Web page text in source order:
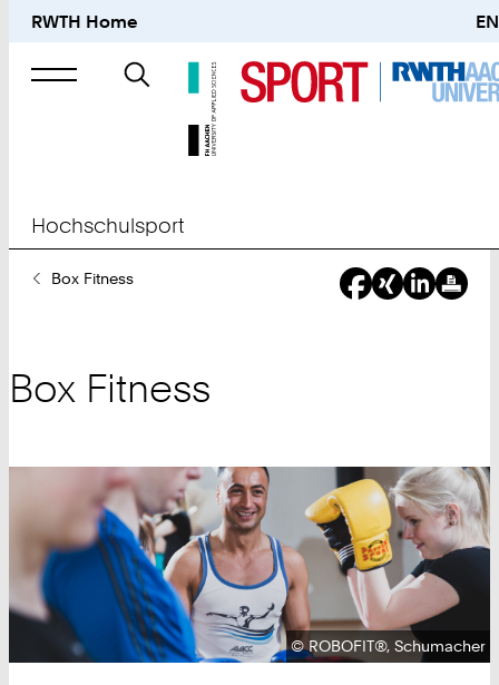
RWTH Home EN
Suche
nach
Hochschulsport
SieBox Fitness
Box Fitness
Urheberrecht:
©ROBOFIT®, Schumacher